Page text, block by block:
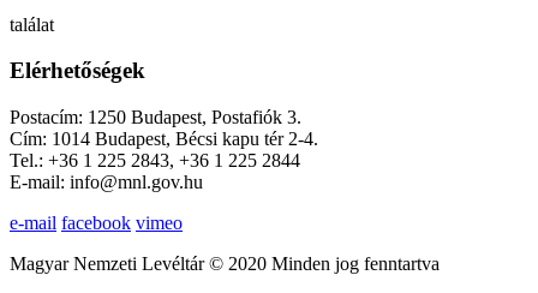
találat
Elérhetőségek
Postacím: 1250 Budapest, Postafiók 3.
Cím: 1014 Budapest, Bécsi kapu tér 2-4.
Tel.: +36 1 225 2843, +36 1 225 2844
E-mail: info@mnl.gov.hu
e-mail facebook vimeo
Magyar Nemzeti Levéltár © 2020 Minden jog fenntartva